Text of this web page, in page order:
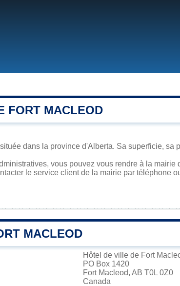
FORT MACLEOD
dans la province d'Alberta. Sa superficie, sa
vous pouvez vous rendre à la
le service client de la mairie par téléphone
MACLEOD
Hôtel de ville de Fort
PO Box 1420
Fort Macleod, AB T0L 0Z0
Canada